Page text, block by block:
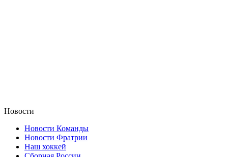
Новости
Новости Команды
Новости Фратрии
Наш хоккей